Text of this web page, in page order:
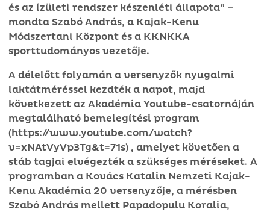
és az ízületi rendszer készenléti állapota” –
mondta Szabó András, a Kajak-Kenu
Módszertani Központ és a KKNKKA
sporttudományos vezetője.
A délelőtt folyamán a versenyzők nyugalmi
laktátméréssel kezdték a napot, majd
következett az Akadémia Youtube-csatornáján
megtalálható bemelegítési program
(https://www.youtube.com/watch?
v=xNAtVyVp3Tg&t=71s) , amelyet követően a
stáb tagjai elvégezték a szükséges méréseket. A
programban a Kovács Katalin Nemzeti Kajak-
Kenu Akadémia 20 versenyzője, a mérésben
Szabó András mellett Papadopulu Koralia,